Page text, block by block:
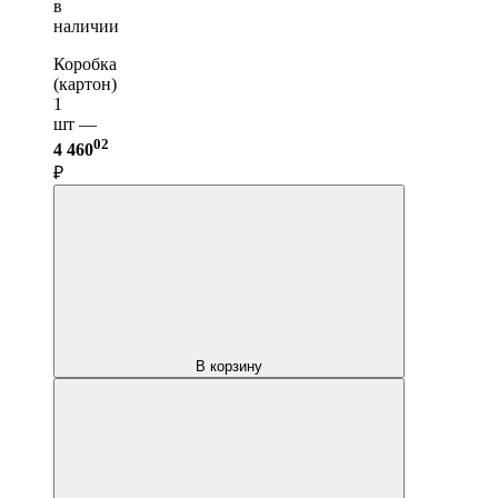
в
наличии
Коробка
(картон)
1
шт —
4 46002
₽
В корзину